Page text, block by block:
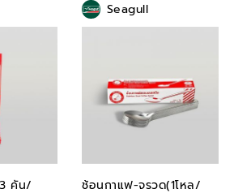
คัน/
Seagull
ช้อนกาแฟ-จรวด(1โหล/